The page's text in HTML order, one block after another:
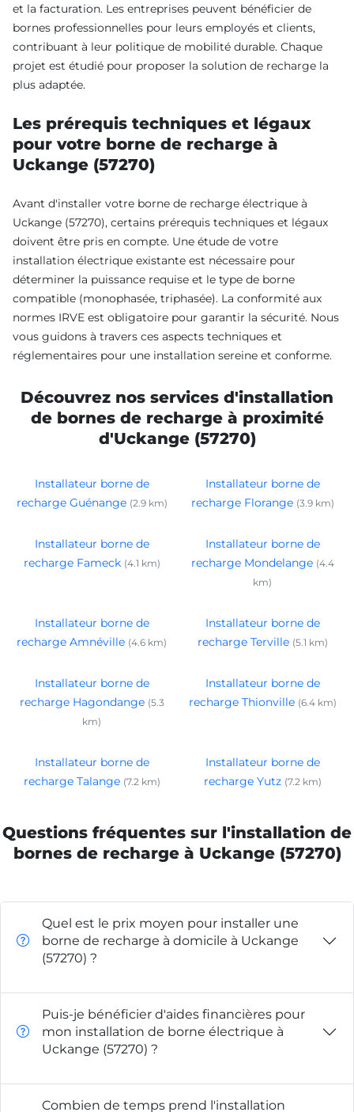
et la facturation. Les entreprises peuvent bénéficier de
bornes professionnelles pour leurs employés et clients,
contribuant à leur politique de mobilité durable. Chaque
projet est étudié pour proposer la solution de recharge la
plus adaptée.
Les prérequis techniques et légaux
pour votre borne de recharge à
Uckange (57270)
Avant d'installer votre borne de recharge électrique à
Uckange (57270), certains prérequis techniques et légaux
doivent être pris en compte. Une étude de votre
installation électrique existante est nécessaire pour
déterminer la puissance requise et le type de borne
compatible (monophasée, triphasée). La conformité aux
normes IRVE est obligatoire pour garantir la sécurité. Nous
vous guidons à travers ces aspects techniques et
réglementaires pour une installation sereine et conforme.
Découvrez nos services d'installation
de bornes de recharge à proximité
d'Uckange (57270)
Installateur borne de
recharge Guénange (2.9 km)
Installateur borne de
recharge Florange (3.9 km)
Installateur borne de
recharge Fameck (4.1 km)
Installateur borne de
recharge Mondelange (4.4
km)
Installateur borne de
recharge Amnéville (4.6 km)
Installateur borne de
recharge Terville (5.1 km)
Installateur borne de
recharge Hagondange (5.3
km)
Installateur borne de
recharge Thionville (6.4 km)
Installateur borne de
recharge Talange (7.2 km)
Installateur borne de
recharge Yutz (7.2 km)
Questions fréquentes sur l'installation de
bornes de recharge à Uckange (57270)
Quel est le prix moyen pour installer une
borne de recharge à domicile à Uckange
(57270) ?
Puis-je bénéficier d'aides financières pour
mon installation de borne électrique à
Uckange (57270) ?
Combien de temps prend l'installation